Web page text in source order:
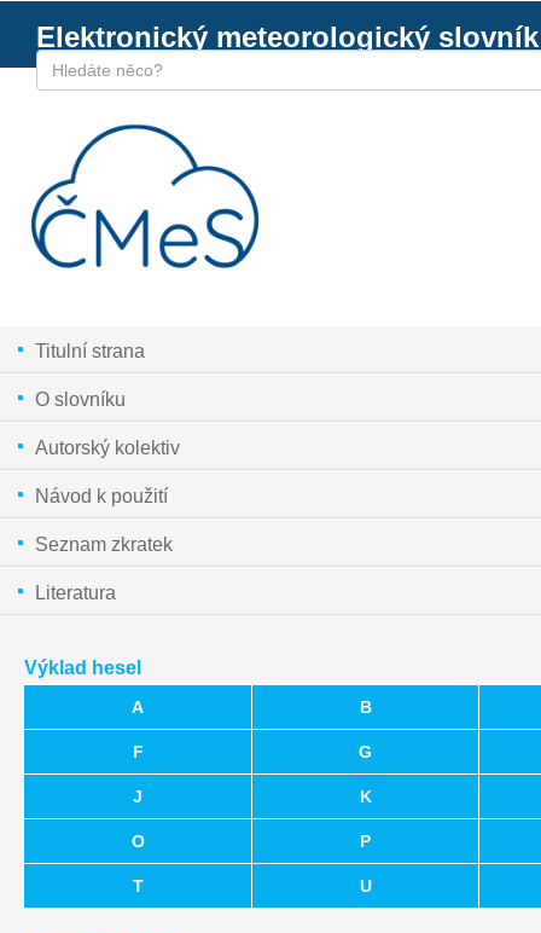
Elektronický meteorologický slovník
Titulní strana
O slovníku
Autorský kolektiv
Návod k použití
Seznam zkratek
Literatura
Výklad hesel
A B
F G
J K
O P
T U